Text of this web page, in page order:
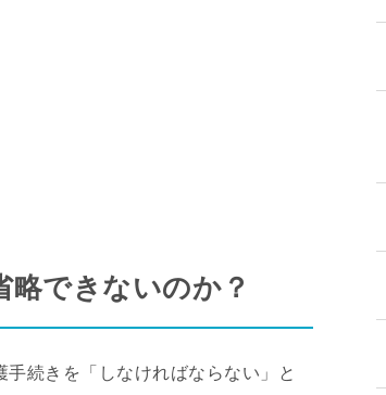
できないのか？
続きを「しなければならない」と